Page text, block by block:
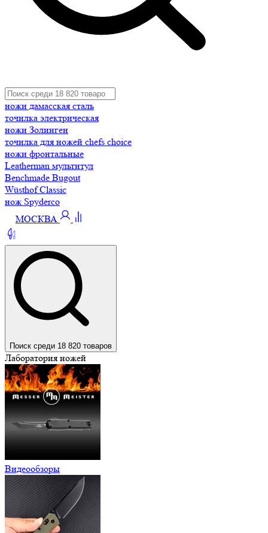
ножи дамасская сталь
точилка электрическая
ножи Золинген
точилка для ножей chefs choice
ножи фронтальные
Leatherman мультитул
Benchmade Bugout
Wüsthof Classic
нож Spyderco
МОСКВА
Поиск среди 18 820 товаров
Лаборатория ножей
Видеообзоры